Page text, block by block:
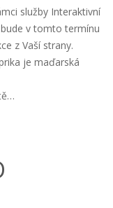
služby Interaktivní
bude v tomto termínu
z Vaší strany.
je maďarská